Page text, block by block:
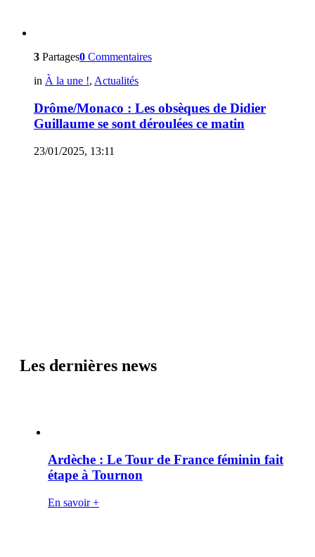
3 Partages0 Commentaires
in À la une !, Actualités
Drôme/Monaco : Les obsèques de Didier
Guillaume se sont déroulées ce matin
23/01/2025, 13:11
Les dernières news
Ardèche : Le Tour de France féminin fait
étape à Tournon
En savoir +